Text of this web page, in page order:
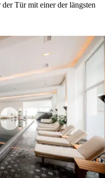
Tür mit einer der längsten